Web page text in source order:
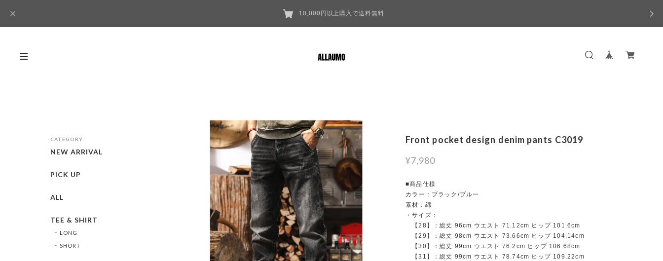
10,000円以上購入で送料無料
Front pocket design denim pants C3019
¥7,980
■商品仕様
カラー：ブラック/ブルー
素材：綿
・サイズ：
【28】：総丈 96cm ウエスト 71.12cm ヒップ 101.6cm
【29】：総丈 98cm ウエスト 73.66cm ヒップ 104.14cm
【30】：総丈 99cm ウエスト 76.2cm ヒップ 106.68cm
【31】：総丈 99cm ウエスト 78.74cm ヒップ 109.22cm
CATEGORY
NEW ARRIVAL
PICK UP
ALL
TEE & SHIRT
LONG
SHORT